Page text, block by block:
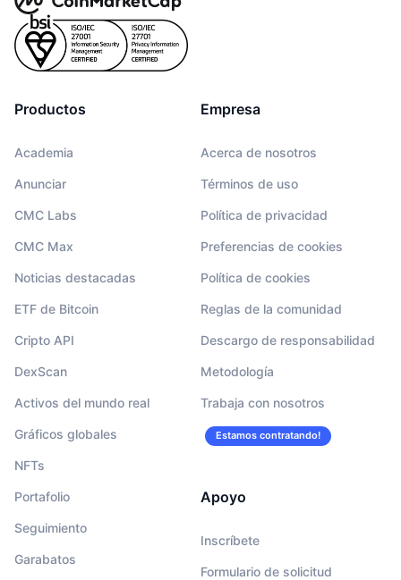
Productos
Academia
Anunciar
CMC Labs
CMC Max
Noticias destacadas
ETF de Bitcoin
Cripto API
DexScan
Activos del mundo real
Gráficos globales
NFTs
Portafolio
Seguimiento
Garabatos
Empresa
Acerca de nosotros
Términos de uso
Política de privacidad
Preferencias de cookies
Política de cookies
Reglas de la comunidad
Descargo de responsabilidad
Metodología
Trabaja con nosotros
Estamos contratando!
Apoyo
Inscríbete
Formulario de solicitud